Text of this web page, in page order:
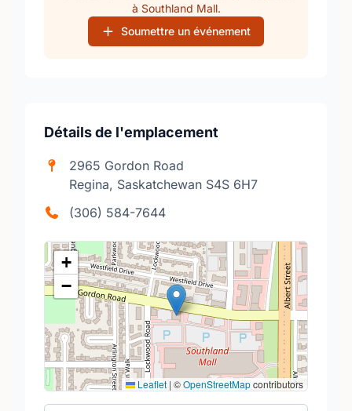
à Southland Mall.
Soumettre un événement
Détails de l'emplacement
2965 Gordon Road
Regina, Saskatchewan S4S 6H7
(306) 584-7644
+
−
Leaflet | ©OpenStreetMapcontributors